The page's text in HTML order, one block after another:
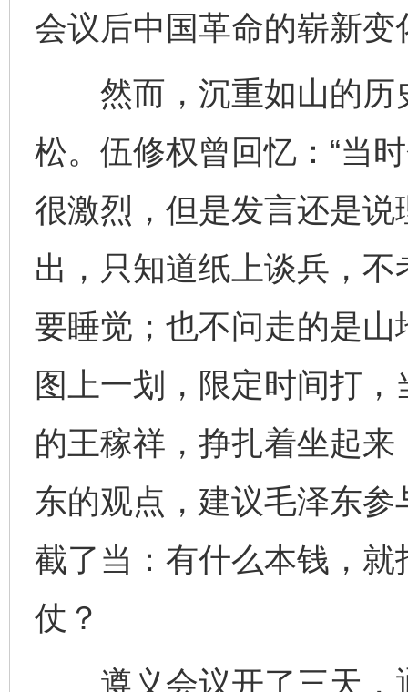
会议后中国革命的崭新变
然而，沉重如山的历
松。伍修权曾回忆：“当
很激烈，但是发言还是说
出，只知道纸上谈兵，
要睡觉；也不问走的是
图上一划，限定时间打
的王稼祥，挣扎着坐起
东的观点，建议毛泽东
截了当：有什么本钱，
仗？
遵义会议开了三天，